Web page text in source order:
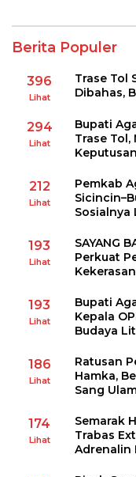
Berita Populer
396
Lihat
Trase Tol
Dibahas,
294
Lihat
Bupati
Trase
212
Lihat
Pemkab
Sosialnya
193
Lihat
SAYANG
Perkuat
Kekerasan
193
Lihat
Bupati
Kepala
Budaya
186
Lihat
Ratusan
Hamka,
Sang
174
Lihat
Semarak
Trabas
Adrenalin